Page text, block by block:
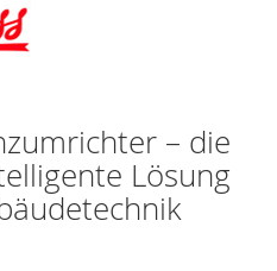
– die
Lösung